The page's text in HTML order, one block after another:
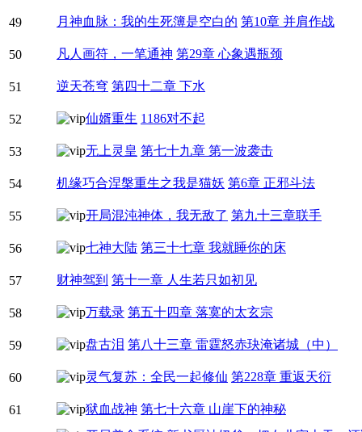
49 月神血脉：我的生死簿是空白的 第10章 并肩作战
50 凡人画符，一笔通神 第29章 心象遇瓶颈
51 逆天苍穹 第四十二章 下水
52 仙婿重生 1186对不起
53 无上灵皇 第七十九章 第一波袭击
54 机缘巧合涅槃重生之我是猫妖 第6章 正邪斗法
55 开局混沌神体，我无敌了 第九十三章联手
56 七神大陆 第三十七章 我就睡你的床
57 财神驾到 第十一章 人生若只如初见
58 万载录 第五十四章 落寞的太玄宗
59 盘古泪 第八十三章 雷霆怒赤玦淹诸城（中）
60 灵气复苏：全民一起修仙 第228章 重返天衍
61 狱血战神 第七十六章 山崖下的神秘